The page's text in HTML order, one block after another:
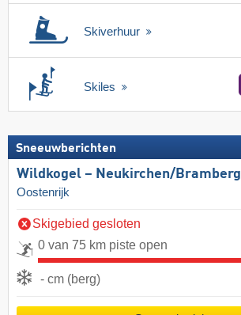
Skiverhuur
Skiles
Sneeuwberichten
Wildkogel – Neukirchen/​Bramberg
Oostenrijk
Skigebied gesloten
0 van 75 km piste open
- cm (berg)